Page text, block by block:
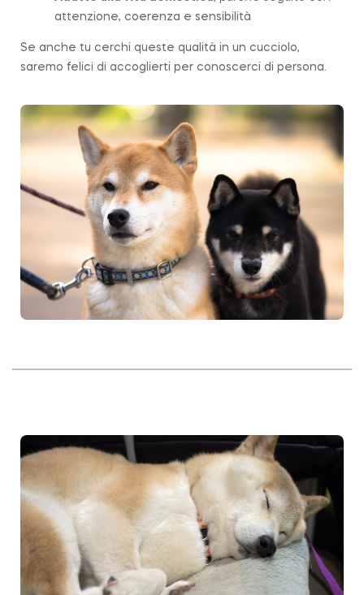
attenzione, coerenza e sensibilità
Se anche tu cerchi queste qualità in un cucciolo,
saremo felici di accoglierti per conoscerci di persona.